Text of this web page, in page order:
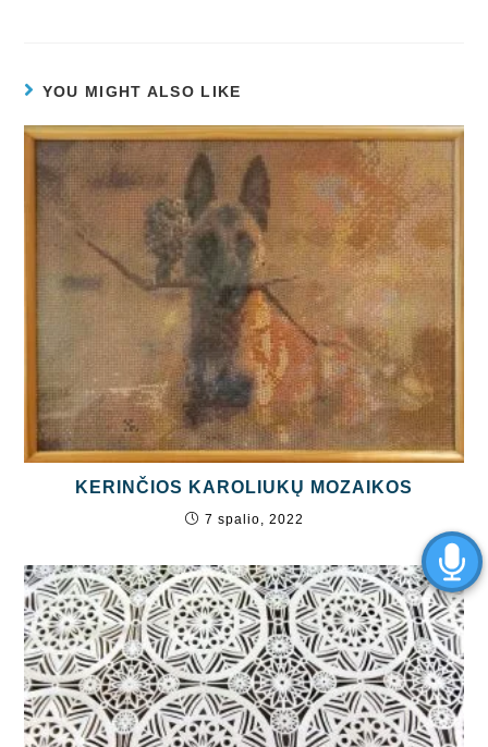
YOU MIGHT ALSO LIKE
KERINČIOS KAROLIUKŲ MOZAIKOS
7 spalio, 2022